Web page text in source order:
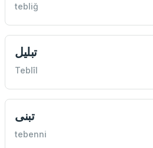
tebliğ
تبليل
Teblîl
تبنی
tebenni